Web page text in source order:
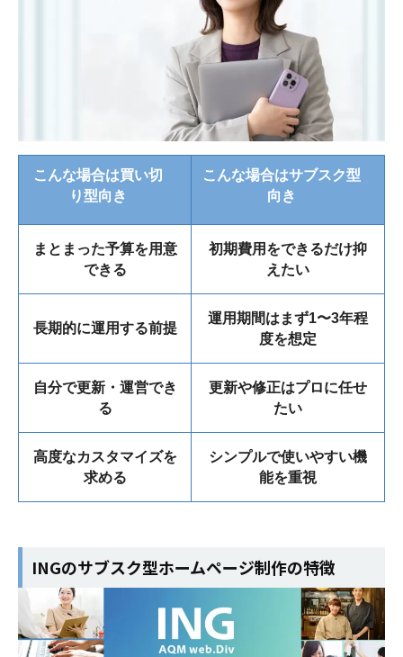
こんな場合は買い切
り型向き
こんな場合はサブスク型
向き
まとまった予算を用意
できる
初期費用をできるだけ抑
えたい
長期的に運用する前提
運用期間はまず1〜3年程
度を想定
自分で更新・運営でき
る
更新や修正はプロに任せ
たい
高度なカスタマイズを
求める
シンプルで使いやすい機
能を重視
INGのサブスク型ホームページ制作の特徴